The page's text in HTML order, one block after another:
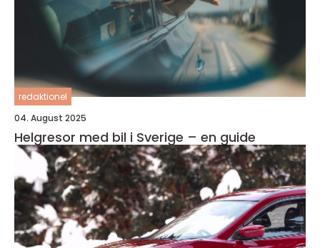
redaktionel
04. August 2025
Helgresor med bil i Sverige – en guide